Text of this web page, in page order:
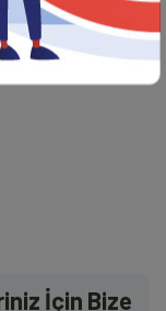
İçin Bize